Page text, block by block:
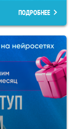
ПОДРОБНЕЕ